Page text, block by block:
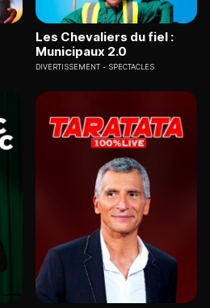
Les Chevaliers du fiel :
Municipaux 2.0
DIVERTISSEMENT SPECTACLES